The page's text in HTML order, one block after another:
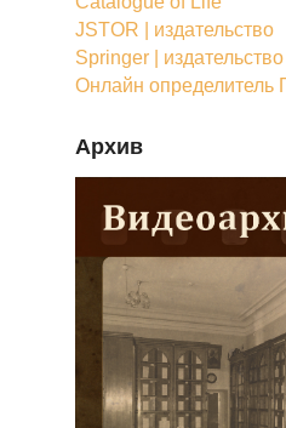
JSTOR | издательство
Springer | издательство
Онлайн определитель
Архив